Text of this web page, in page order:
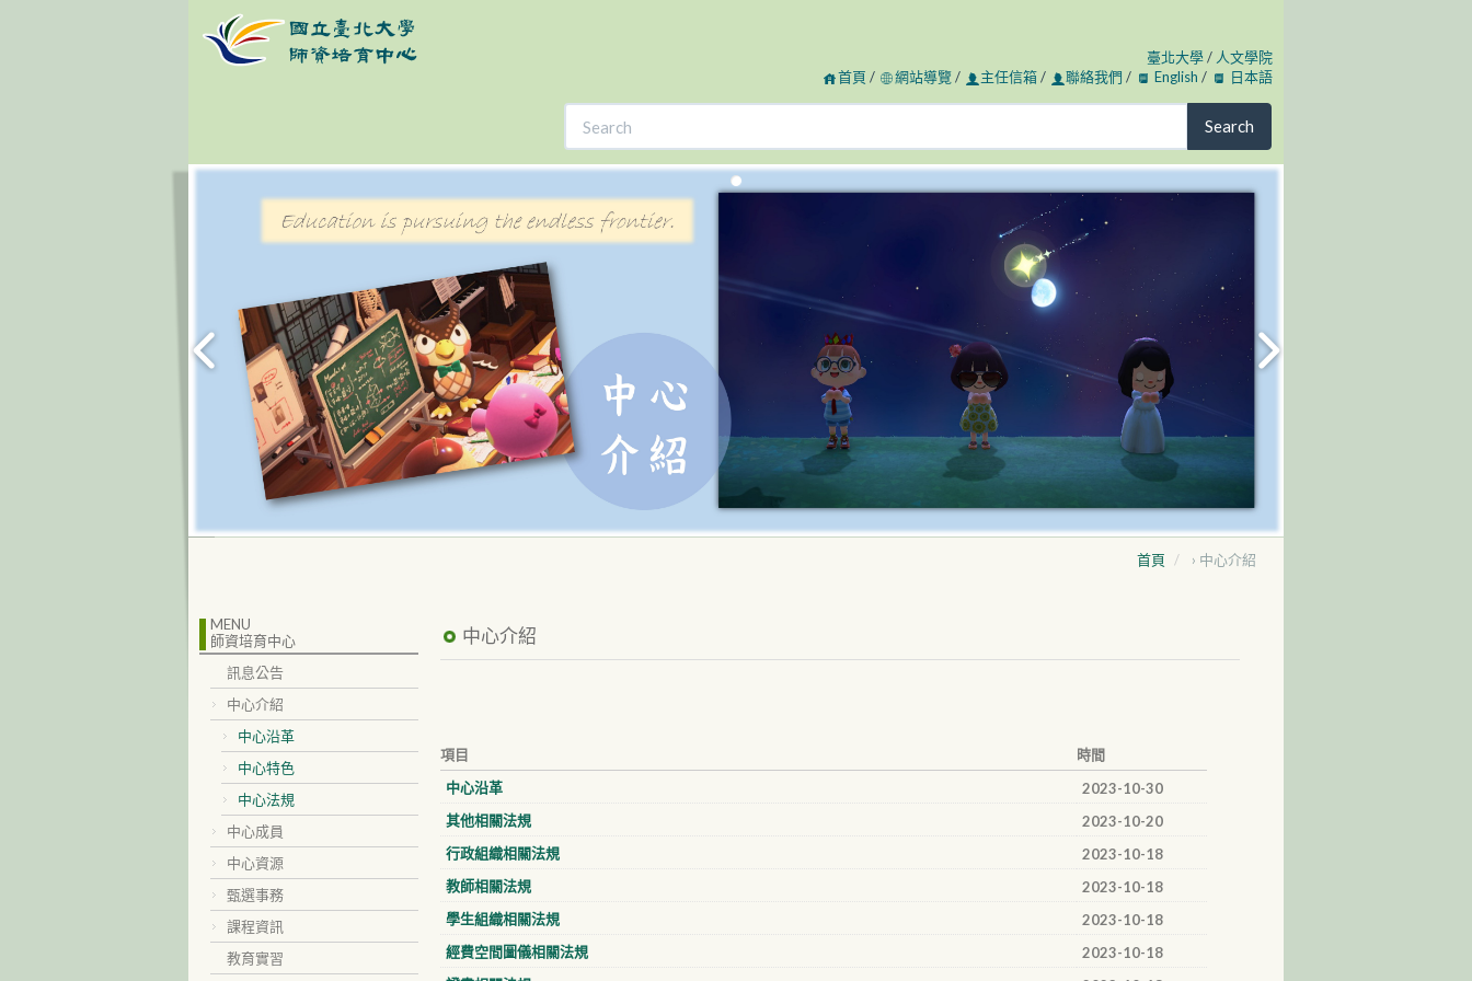
臺北大學/ 人文學院
首頁 / 網站導覽/ 主任信箱/ 聯絡我們 / English / 日本語
Search
首頁 › 中心介紹
MENU
師資培育中心
訊息公告
中心介紹
中心沿革
中心特色
中心法規
中心成員
中心資源
甄選事務
課程資訊
教育實習
中心介紹
項目
時間
中心沿革
2023-10-30
其他相關法規
2023-10-20
行政組織相關法規
2023-10-18
教師相關法規
2023-10-18
學生組織相關法規
2023-10-18
經費空間圖儀相關法規
2023-10-18